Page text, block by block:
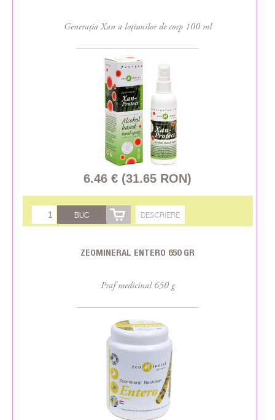
Generația Xan a loțiunilor de corp 100 ml
6.46 € (31.65 RON)
BUC DESCRIERE
ZEOMINERAL ENTERO 650 GR
Praf medicinal 650 g